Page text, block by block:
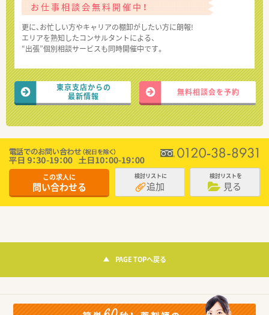
お仕事相談会無料開催中！
更に、お忙しい方やキャリアの棚卸がしたい方に朗報!
エリアを熟知したコンサルタントによる、
“出張”個別相談サービスも同時開催中です。
東京支店からの
最新情報
無料相談会を予約
この求人に
問い合わせる
検討リストに
追加
検討リストを
見る
PAGE TOPへ戻る